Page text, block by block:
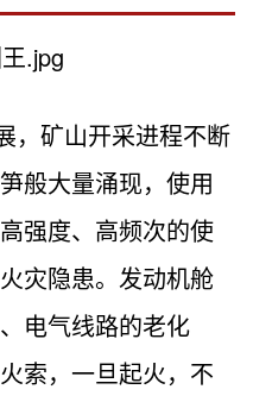
，矿山开采进程不断
般大量涌现，使用
强度、高频次的使
灾隐患。发动机舱
电气线路的老化
索，一旦起火，不